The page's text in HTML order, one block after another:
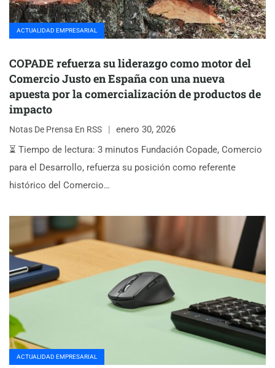
ACTUALIDAD EMPRESARIAL
COPADE refuerza su liderazgo como motor del
Comercio Justo en España con una nueva
apuesta por la comercialización de productos de
impacto
Notas De Prensa En RSS
enero 30, 2026
⏳ Tiempo de lectura: 3 minutos Fundación Copade, Comercio
para el Desarrollo, refuerza su posición como referente
histórico del Comercio…
ACTUALIDAD EMPRESARIAL